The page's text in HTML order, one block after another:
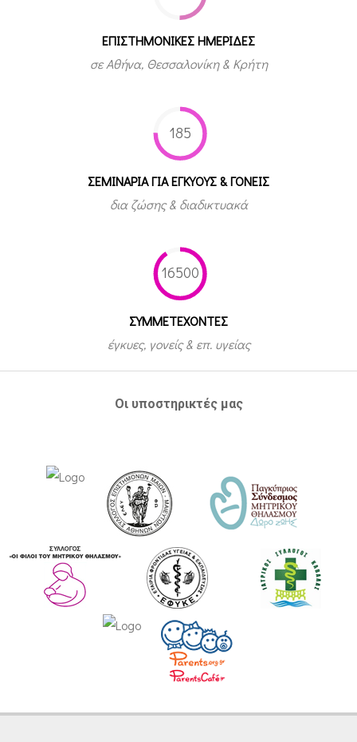
ΕΠΙΣΤΗΜΟΝΙΚΕΣ ΗΜΕΡΙΔΕΣ
σε Αθήνα, Θεσσαλονίκη & Κρήτη
185
ΣΕΜΙΝΑΡΙΑ ΓΙΑ ΕΓΚΥΟΥΣ & ΓΟΝΕΙΣ
δια ζώσης & διαδικτυακά
16500
ΣΥΜΜΕΤEΧΟΝΤΕΣ
έγκυες, γονείς & επ. υγείας
Οι υποστηρικτές μας